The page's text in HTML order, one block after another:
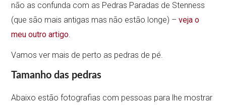
não as confunda com as Pedras Paradas de Stenness
(que são mais antigas mas não estão longe) –veja o
meu outro artigo.
Vamos ver mais de perto as pedras de pé.
Tamanho das pedras
Abaixo estão fotografias com pessoas para lhe mostrar